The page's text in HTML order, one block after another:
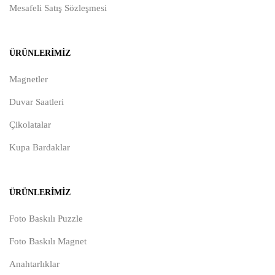
Mesafeli Satış Sözleşmesi
ÜRÜNLERIMIZ
Magnetler
Duvar Saatleri
Çikolatalar
Kupa Bardaklar
ÜRÜNLERIMIZ
Foto Baskılı Puzzle
Foto Baskılı Magnet
Anahtarlıklar